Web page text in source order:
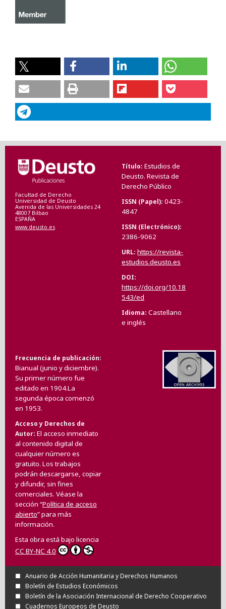
Facultad de Derecho
Universidad de Deusto
Avenida de las Universidades 24
48007 Bilbao
ESPAÑA
www.deusto.es
Título Estudios de
Deusto. Revista de
Derecho Público
ISSN (Papel) 0423-
4847
ISSN (Electrónico)
2386-9062
URL https://revista-
estudios.deusto.es
DOI
https://doi.org/10.18
543/ed
Idioma Castellano
e inglés
Frecuencia de publicación
Bianual (junio y diciembre).
Su primer número fue
editado en 1904.La
segunda época comenzó
en 1953.
Acceso y Derechos de
Autor El acceso inmediato
al contenido digital de
cualquier número es
gratuito. Los trabajos
podrán descargarse, copiar
y difundir, sin fines
comerciales. Véase la
sección “Política de acceso
abierto” para más
información.
Esta obra está bajo licencia
CC BY-NC 4.0
Anuario de Acción Humanitaria y Derechos Humanos
Boletín de Estudios Económicos
Boletín de la Asociación Internacional de Derecho Cooperativo
Cuadernos Europeos de Deusto